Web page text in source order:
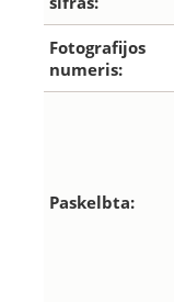
Fotografijos
numeris:
Paskelbta: